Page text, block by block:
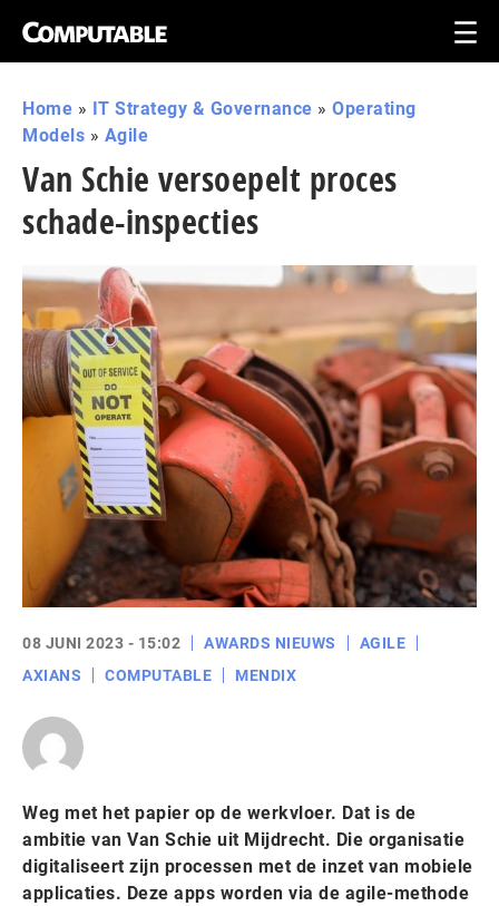
Home » IT Strategy & Governance » Operating
Models » Agile
Van Schie versoepelt proces
schade-inspecties
08 JUNI 2023 - 15:02 AWARDS NIEUWS
AGILE
AXIANS
COMPUTABLE MENDIX
Weg met het papier op de werkvloer. Dat is de
ambitie van Van Schie uit Mijdrecht. Die organisatie
digitaliseert zijn processen met de inzet van mobiele
applicaties. Deze apps worden via de agile-methode